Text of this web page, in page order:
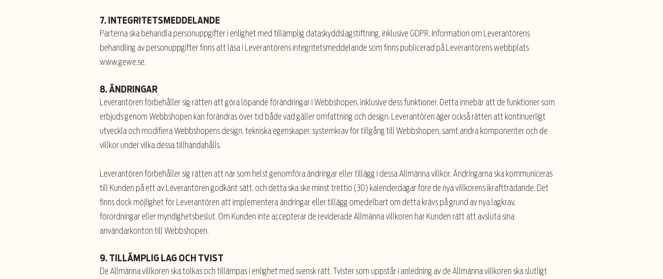
7. INTEGRITETSMEDDELANDE
Parterna ska behandla personuppgifter i enlighet med tillämplig dataskyddslagstiftning, inklusive GDPR. Information om Leverantörens
behandling av personuppgifter finns att läsa i Leverantörens integritetsmeddelande som finns publicerad på Leverantörens webbplats
www.gewe.se.
8. ÄNDRINGAR
Leverantören förbehåller sig rätten att göra löpande förändringar i Webbshopen, inklusive dess funktioner. Detta innebär att de funktioner som
erbjuds genom Webbshopen kan förändras över tid både vad gäller omfattning och design. Leverantören äger också rätten att kontinuerligt
utveckla och modifiera Webbshopens design, tekniska egenskaper, systemkrav för tillgång till Webbshopen, samt andra komponenter och de
villkor under vilka dessa tillhandahålls.
Leverantören förbehåller sig rätten att när som helst genomföra ändringar eller tillägg i dessa Allmänna villkor. Ändringarna ska kommuniceras
till Kunden på ett av Leverantören godkänt sätt, och detta ska ske minst trettio (30) kalenderdagar före de nya villkorens ikraftträdande. Det
finns dock möjlighet för Leverantören att implementera ändringar eller tillägg omedelbart om detta krävs på grund av nya lagkrav,
förordningar eller myndighetsbeslut. Om Kunden inte accepterar de reviderade Allmänna villkoren har Kunden rätt att avsluta sina
användarkonton till Webbshopen.
9. TILLÄMPLIG LAG OCH TVIST
De Allmänna villkoren ska tolkas och tillämpas i enlighet med svensk rätt. Tvister som uppstår i anledning av de Allmänna villkoren ska slutligt